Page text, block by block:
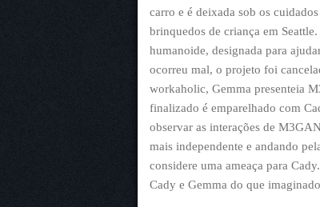
carro e é deixada sob os
brinquedos de criança em
humanoide, designada para
ocorreu mal, o projeto foi
workaholic, Gemma presenteia
finalizado é emparelhado com
observar as interações de
mais independente e andando
considere uma ameaça para
Cady e Gemma do que